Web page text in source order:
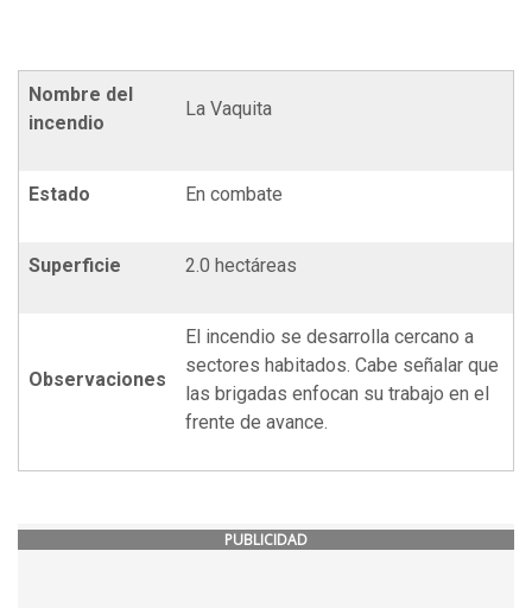
Nombre del
incendio
La Vaquita
Estado En combate
Superficie 2.0 hectáreas
Observaciones
El incendio se desarrolla cercano a
sectores habitados. Cabe señalar que
las brigadas enfocan su trabajo en el
frente de avance.
PUBLICIDAD